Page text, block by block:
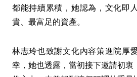
都能持續累積，她認為，文化即
貴、最富足的資產。
林志玲也致謝文化內容策進院厚
幸，她也透露，當初接下邀請初衷